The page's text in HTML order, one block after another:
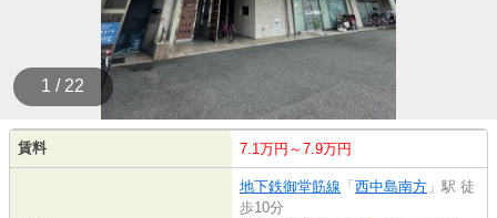
1 / 22
賃料 7.1万円～7.9万円
地下鉄御堂筋線 「 西中島南方 」駅 徒
歩10分